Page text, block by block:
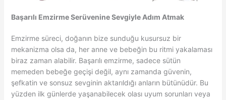
Başarılı Emzirme Serüvenine Sevgiyle Adım Atmak
Emzirme süreci, doğanın bize sunduğu kusursuz bir
mekanizma olsa da, her anne ve bebeğin bu ritmi yakalaması
biraz zaman alabilir. Başarılı emzirme, sadece sütün
memeden bebeğe geçişi değil, aynı zamanda güvenin,
şefkatin ve sonsuz sevginin aktarıldığı anların bütünüdür. Bu
yüzden ilk günlerde yaşanabilecek olası uyum sorunları veya